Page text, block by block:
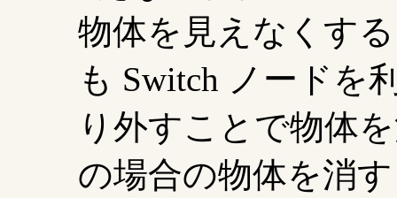
物体を見えなくす
も Switch ノードを
り外すことで物体
の場合の物体を消